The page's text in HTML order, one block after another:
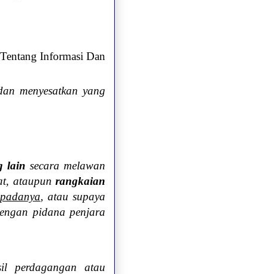
Informasi Dan
menyesatkan yang
lain secara melawan
ataupun rangkaian
, atau supaya
pidana penjara
perdagangan atau